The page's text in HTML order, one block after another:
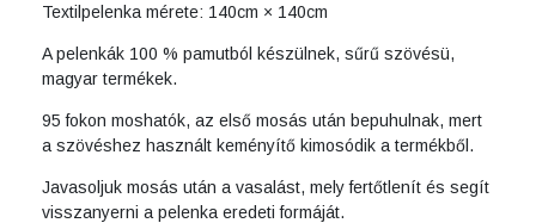
Textilpelenka mérete: 140cm × 140cm
A pelenkák 100 % pamutból készülnek, sűrű szövésü,
magyar termékek.
95 fokon moshatók, az első mosás után bepuhulnak, mert
a szövéshez használt keményítő kimosódik a termékből.
Javasoljuk mosás után a vasalást, mely fertőtlenít és segít
visszanyerni a pelenka eredeti formáját.